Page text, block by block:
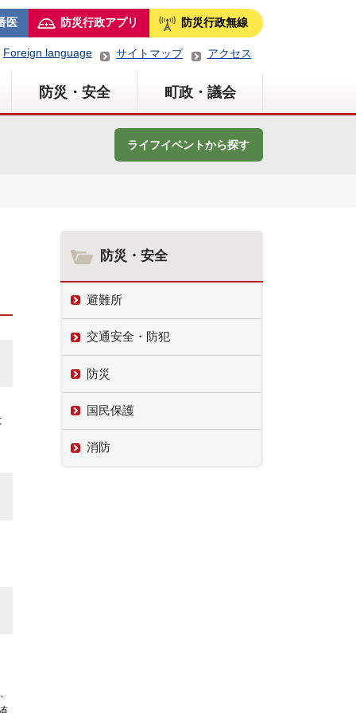
医 防災行政アプリ 防災行政無線
Foreign language サイトマップ アクセス
防災・安全 町政・議会
ライフイベントから探す
防災・安全
避難所
交通安全・防犯
防災
国民保護
消防